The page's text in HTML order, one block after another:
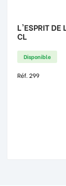
L'ESPRIT DE
CL
Disponible
Réf. 299